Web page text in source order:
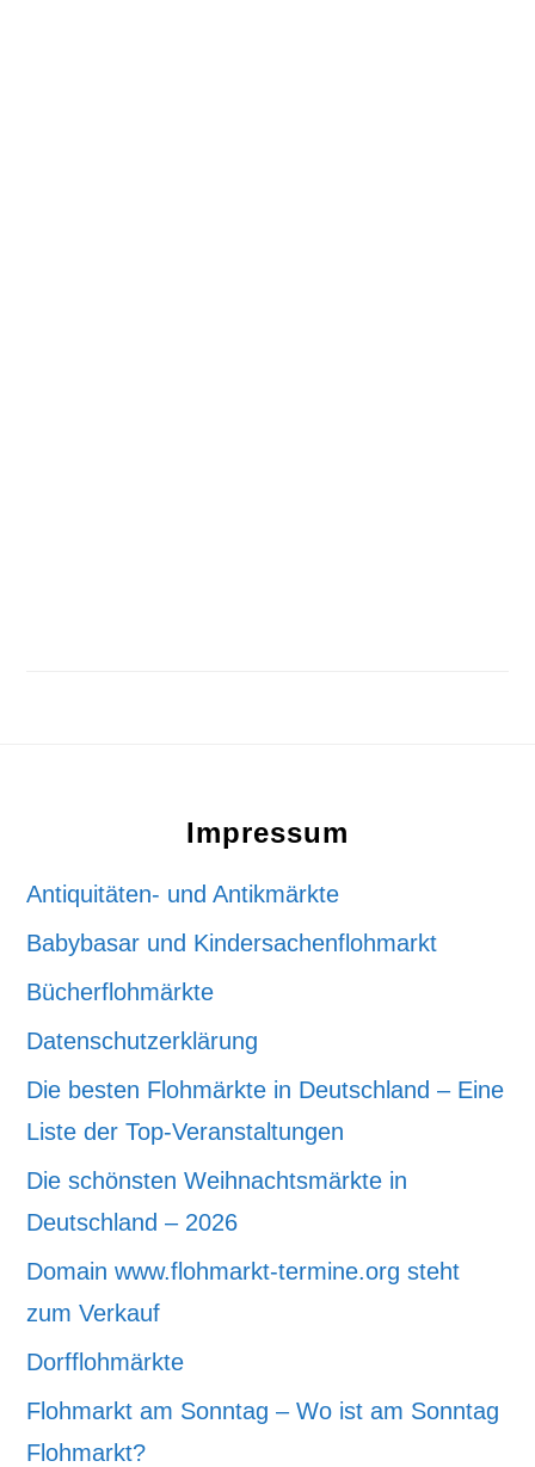
Impressum
Antiquitäten- und Antikmärkte
Babybasar und Kindersachenflohmarkt
Bücherflohmärkte
Datenschutzerklärung
Die besten Flohmärkte in Deutschland – Eine
Liste der Top-Veranstaltungen
Die schönsten Weihnachtsmärkte in
Deutschland – 2026
Domain www.flohmarkt-termine.org steht
zum Verkauf
Dorfflohmärkte
Flohmarkt am Sonntag – Wo ist am Sonntag
Flohmarkt?